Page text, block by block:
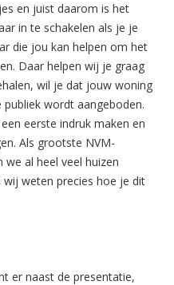
en juist daarom is het
in te schakelen als je je
die jou kan helpen om het
Daar helpen wij je graag
wil je dat jouw woning
wordt aangeboden.
eerste indruk maken en
Als grootste NVM-
we al heel veel huizen
weten precies hoe je dit
er naast de presentatie,